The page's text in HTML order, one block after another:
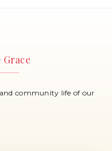
community life of our